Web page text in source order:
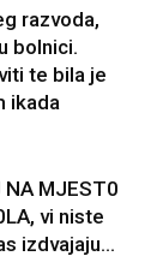
razvoda,
bolnici.
te bila je
ikada
NA MJEST0
vi niste
izdvajaju…